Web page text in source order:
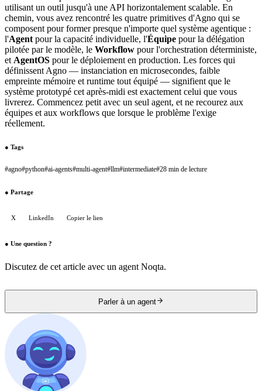
utilisant un outil jusqu'à une API horizontalement scalable. En
chemin, vous avez rencontré les quatre primitives d'Agno qui se
composent pour former presque n'importe quel système agentique :
l'Agent pour la capacité individuelle, l'Équipe pour la délégation
pilotée par le modèle, le Workflow pour l'orchestration déterministe,
et AgentOS pour le déploiement en production. Les forces qui
définissent Agno — instanciation en microsecondes, faible
empreinte mémoire et runtime tout équipé — signifient que le
système prototypé cet après-midi est exactement celui que vous
livrerez. Commencez petit avec un seul agent, et ne recourez aux
équipes et aux workflows que lorsque le problème l'exige
réellement.
● Tags
#agno#python#ai-agents#multi-agent#llm#intermediate#28 min de lecture
● Partage
X LinkedIn Copier le lien
● Une question ?
Discutez de cet article avec un agent Noqta.
Parler à un agent